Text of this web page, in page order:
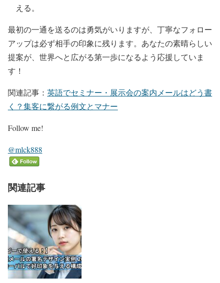
える。
最初の一通を送るのは勇気がいりますが、丁寧なフォロー
アップは必ず相手の印象に残ります。あなたの素晴らしい
提案が、世界へと広がる第一歩になるよう応援していま
す！
関連記事： 英語でセミナー・展示会の案内メールはどう書
く？集客に繋がる例文とマナー
Follow me!
@mlck888
関連記事